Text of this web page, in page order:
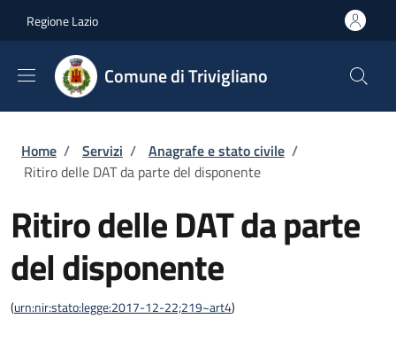
Regione Lazio
Comune di Trivigliano
Briciole di pane
Home / Servizi / Anagrafe e stato civile /
Ritiro delle DAT da parte del disponente
Ritiro delle DAT da parte
del disponente
(urn:nir:stato:legge:2017-12-22;219~art4)